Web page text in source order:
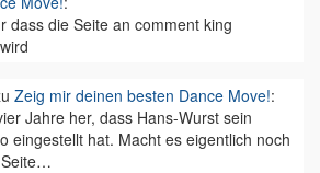
dass die Seite an comment king
Zeig mir deinen besten Dance Move!:
Jahre her, dass Hans-Wurst sein
eingestellt hat. Macht es eigentlich noch
Seite…